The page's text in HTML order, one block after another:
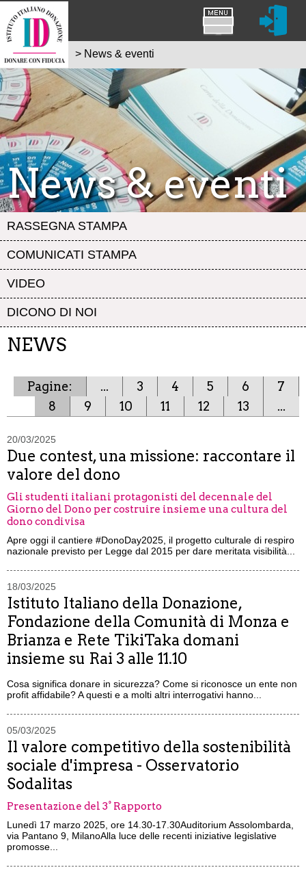
News & eventi
RASSEGNA STAMPA
COMUNICATI STAMPA
VIDEO
DICONO DI NOI
> News & eventi
NEWS
Pagine: ... 3 4 5 6
7
8
9 10 11 12 13 ...
20/03/2025
Due contest, una missione: raccontare il
valore del dono
Gli studenti italiani protagonisti del decennale del
Giorno del Dono per costruire insieme una cultura del
dono condivisa
Apre oggi il cantiere #DonoDay2025, il progetto culturale di respiro
nazionale previsto per Legge dal 2015 per dare meritata visibilità...
18/03/2025
Istituto Italiano della Donazione,
Fondazione della Comunità di Monza e
Brianza e Rete TikiTaka domani
insieme su Rai 3 alle 11.10
Cosa significa donare in sicurezza? Come si riconosce un ente non
profit affidabile? A questi e a molti altri interrogativi hanno...
05/03/2025
Il valore competitivo della sostenibilità
sociale d'impresa - Osservatorio
Sodalitas
Presentazione del 3° Rapporto
Lunedì 17 marzo 2025, ore 14.30-17.30Auditorium Assolombarda,
via Pantano 9, MilanoAlla luce delle recenti iniziative legislative
promosse...